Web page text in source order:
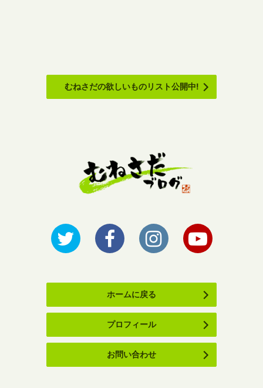
むねさだの欲しいものリスト公開中!
ホームに戻る
プロフィール
お問い合わせ